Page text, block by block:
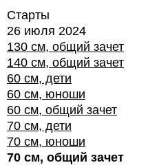
Старты
26 июля 2024
130 см, общий зачет
140 см, общий зачет
60 см, дети
60 см, юноши
60 см, общий зачет
70 см, дети
70 см, юноши
70 см, общий зачет